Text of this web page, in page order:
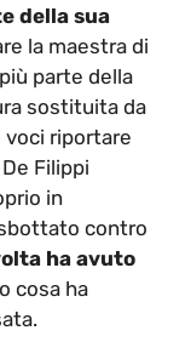
della sua
la maestra di
parte della
sostituita da
voci riportare
Filippi
in
contro
ha avuto
cosa ha